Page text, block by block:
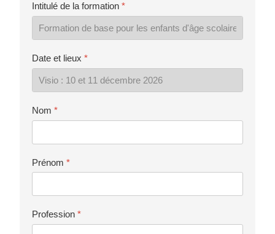
Intitulé de la formation *
Date et lieux *
Nom *
Prénom *
Profession *